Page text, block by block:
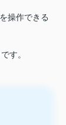
操作できる
す。